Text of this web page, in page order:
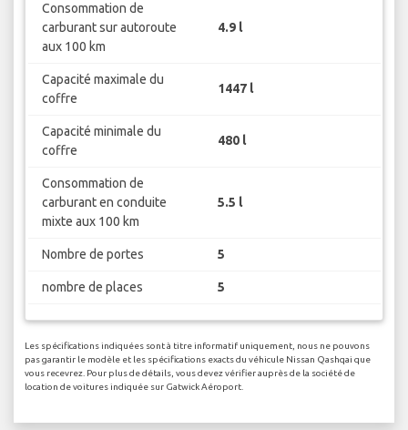
Consommation de
carburant sur autoroute
aux 100 km
4.9 l
Capacité maximale du
coffre
1447 l
Capacité minimale du
coffre
480 l
Consommation de
carburant en conduite
mixte aux 100 km
5.5 l
Nombre de portes 5
nombre de places 5
Les spécifications indiquées sont à titre informatif uniquement, nous ne pouvons
pas garantir le modèle et les spécifications exacts du véhicule Nissan Qashqai que
vous recevrez. Pour plus de détails, vous devez vérifier auprès de la société de
location de voitures indiquée sur Gatwick Aéroport.